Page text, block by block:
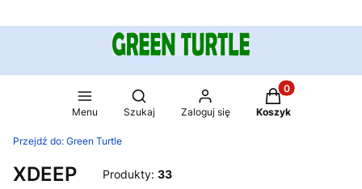
Menu
Otwórz wyszukiwarkę
Szukaj Zaloguj się
Produkty w
Koszyk
Przejdź do: Green Turtle
XDEEP Produkty: 33